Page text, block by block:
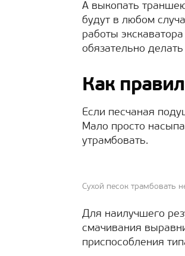
А выкопать
будут в любом
работы
обязательно
Как
Если песчаная
Мало просто
утрамбовать.
Сухой песок трамбовать
Для наилучшего
смачивания
приспособления